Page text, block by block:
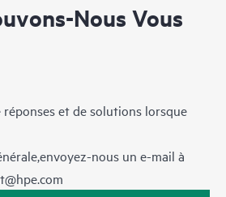
Nous Vous
et de solutions lorsque
nous un e-mail à